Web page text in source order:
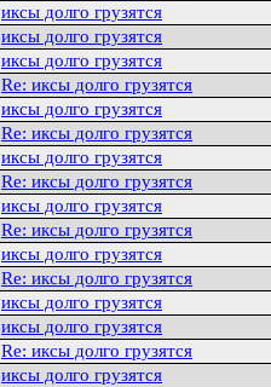
иксы долго грузятся
иксы долго грузятся
иксы долго грузятся
Re: иксы долго грузятся
иксы долго грузятся
Re: иксы долго грузятся
иксы долго грузятся
Re: иксы долго грузятся
иксы долго грузятся
Re: иксы долго грузятся
иксы долго грузятся
Re: иксы долго грузятся
иксы долго грузятся
иксы долго грузятся
Re: иксы долго грузятся
иксы долго грузятся